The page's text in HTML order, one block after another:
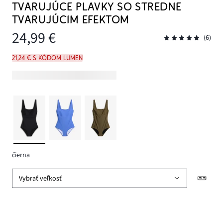
TVARUJÚCE PLAVKY SO STREDNE
TVARUJÚCIM EFEKTOM
24,99 € (6)
21,24 € s kódom LUMEN
čierna
Vybrať veľkosť